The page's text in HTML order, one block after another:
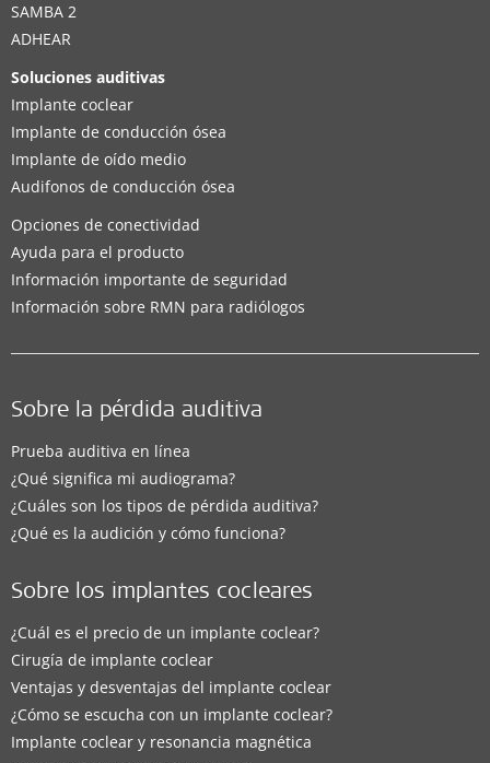
SAMBA 2
ADHEAR
Soluciones auditivas
Implante coclear
Implante de conducción ósea
Implante de oído medio
Audifonos de conducción ósea
Opciones de conectividad
Ayuda para el producto
Información importante de seguridad
Información sobre RMN para radiólogos
Sobre la pérdida auditiva
Prueba auditiva en línea
¿Qué significa mi audiograma?
¿Cuáles son los tipos de pérdida auditiva?
¿Qué es la audición y cómo funciona?
Sobre los implantes cocleares
¿Cuál es el precio de un implante coclear?
Cirugía de implante coclear
Ventajas y desventajas del implante coclear
¿Cómo se escucha con un implante coclear?
Implante coclear y resonancia magnética